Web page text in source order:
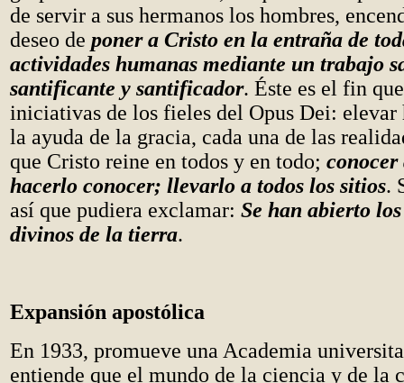
de servir a sus hermanos los hombres,
deseo de poner a Cristo en la entraña de
actividades humanas mediante un trabajo
santificante y santificador. Éste es el fin
iniciativas de los fieles del Opus Dei: elevar
la ayuda de la gracia, cada una de las
que Cristo reine en todos y en todo; conocer
hacerlo conocer; llevarlo a todos los sitios.
así que pudiera exclamar: Se han abierto
divinos de la tierra.
Expansión apostólica
En 1933, promueve una Academia
entiende que el mundo de la ciencia y de la